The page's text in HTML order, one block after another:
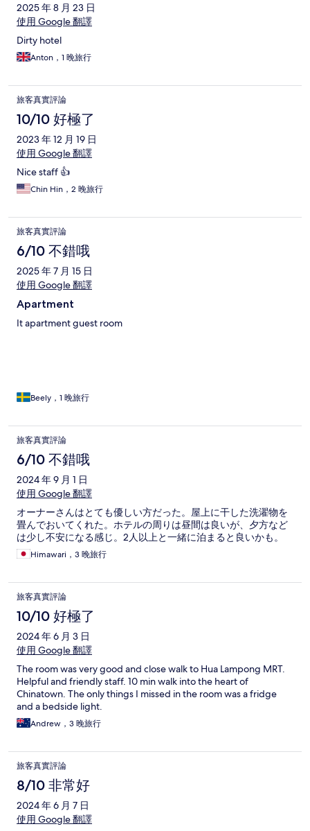
2025 年 8 月 23 日
使用 Google 翻譯
Dirty hotel
Anton，1 晚旅行
旅客真實評論
10/10 好極了
2023 年 12 月 19 日
使用 Google 翻譯
Nice staff 👍
Chin Hin，2 晚旅行
旅客真實評論
6/10 不錯哦
2025 年 7 月 15 日
使用 Google 翻譯
Apartment
It apartment guest room
Beely，1 晚旅行
旅客真實評論
6/10 不錯哦
2024 年 9 月 1 日
使用 Google 翻譯
オーナーさんはとても優しい方だった。屋上に干した洗濯物を
畳んでおいてくれた。ホテルの周りは昼間は良いが、夕方など
は少し不安になる感じ。2人以上と一緒に泊まると良いかも。
Himawari，3 晚旅行
旅客真實評論
10/10 好極了
2024 年 6 月 3 日
使用 Google 翻譯
The room was very good and close walk to Hua Lampong MRT.
Helpful and friendly staff. 10 min walk into the heart of
Chinatown. The only things I missed in the room was a fridge
and a bedside light.
Andrew，3 晚旅行
旅客真實評論
8/10 非常好
2024 年 6 月 7 日
使用 Google 翻譯